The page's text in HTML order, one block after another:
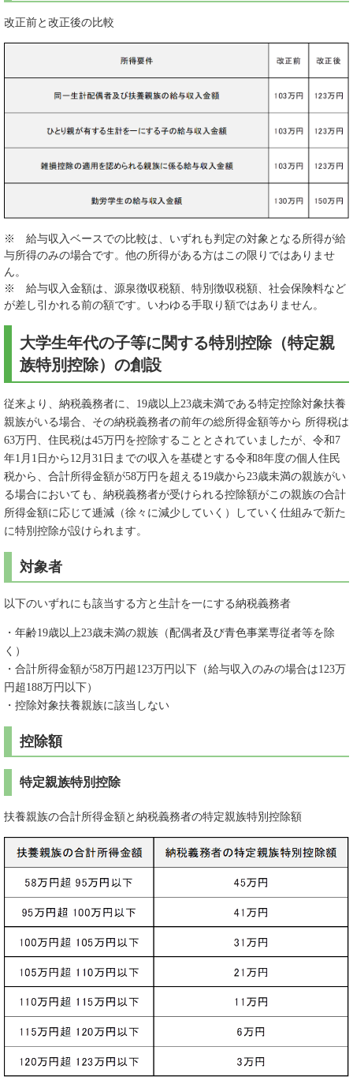
改正前と改正後の比較
※ 給与収入ベースでの比較は、いずれも判定の対象となる所得が給
与所得のみの場合です。他の所得がある方はこの限りではありませ
ん。
※ 給与収入金額は、源泉徴収税額、特別徴収税額、社会保険料など
が差し引かれる前の額です。いわゆる手取り額ではありません。
大学生年代の子等に関する特別控除（特定親
族特別控除）の創設
従来より、納税義務者に、19歳以上23歳未満である特定控除対象扶養
親族がいる場合、その納税義務者の前年の総所得金額等から 所得税は
63万円、住民税は45万円を控除することとされていましたが、令和7
年1月1日から12月31日までの収入を基礎とする令和8年度の個人住民
税から、合計所得金額が58万円を超える19歳から23歳未満の親族がい
る場合においても、納税義務者が受けられる控除額がこの親族の合計
所得金額に応じて逓減（徐々に減少していく）していく仕組みで新た
に特別控除が設けられます。
対象者
以下のいずれにも該当する方と生計を一にする納税義務者
・年齢19歳以上23歳未満の親族（配偶者及び青色事業専従者等を除
く）
・合計所得金額が58万円超123万円以下（給与収入のみの場合は123万
円超188万円以下）
・控除対象扶養親族に該当しない
控除額
特定親族特別控除
扶養親族の合計所得金額と納税義務者の特定親族特別控除額